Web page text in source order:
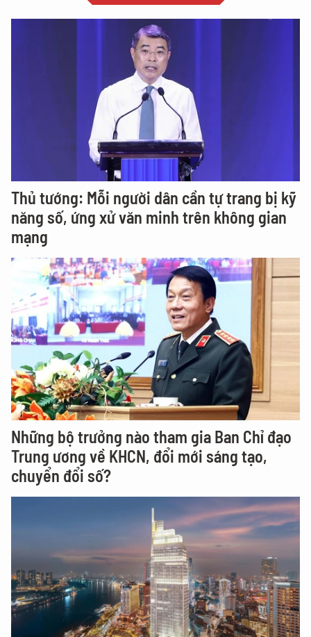
Thủ tướng: Mỗi người dân cần tự trang bị kỹ
năng số, ứng xử văn minh trên không gian
mạng
Những bộ trưởng nào tham gia Ban Chỉ đạo
Trung ương về KHCN, đổi mới sáng tạo,
chuyển đổi số?